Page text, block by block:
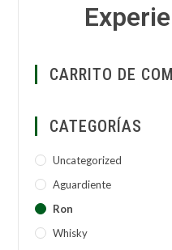
CARRITO DE
CATEGORÍAS
Uncategorized
Aguardiente
Ron
Whisky